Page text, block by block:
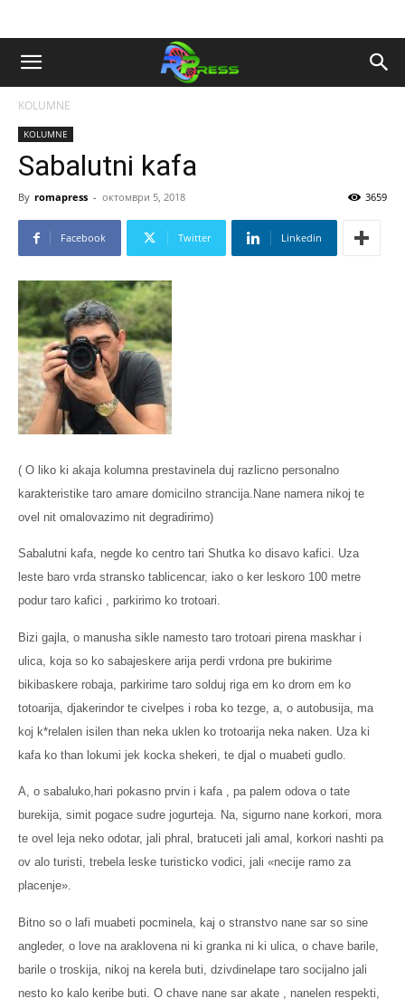
KOLUMNE
KOLUMNE
Sabalutni kafa
By romapress - октомври 5, 2018 3659
Facebook Twitter Linkedin
( O liko ki akaja kolumna prestavinela duj razlicno personalno
karakteristike taro amare domicilno strancija.Nane namera nikoj te
ovel nit omalovazimo nit degradirimo)
Sabalutni kafa, negde ko centro tari Shutka ko disavo kafici. Uza
leste baro vrda stransko tablicencar, iako o ker leskoro 100 metre
podur taro kafici , parkirimo ko trotoari.
Bizi gajla, o manusha sikle namesto taro trotoari pirena maskhar i
ulica, koja so ko sabajeskere arija perdi vrdona pre bukirime
bikibaskere robaja, parkirime taro solduj riga em ko drom em ko
totoarija, djakerindor te civelpes i roba ko tezge, a, o autobusija, ma
koj k*relalen isilen than neka uklen ko trotoarija neka naken. Uza ki
kafa ko than lokumi jek kocka shekeri, te djal o muabeti gudlo.
A, o sabaluko,hari pokasno prvin i kafa , pa palem odova o tate
burekija, simit pogace sudre jogurteja. Na, sigurno nane korkori, mora
te ovel leja neko odotar, jali phral, bratuceti jali amal, korkori nashti pa
ov alo turisti, trebela leske turisticko vodici, jali «necije ramo za
placenje».
Bitno so o lafi muabeti pocminela, kaj o stranstvo nane sar so sine
angleder, o love na araklovena ni ki granka ni ki ulica, o chave barile,
barile o troskija, nikoj na kerela buti, dzivdinelape taro socijalno jali
nesto ko kalo keribe buti. O chave nane sar akate , nanelen respekti,